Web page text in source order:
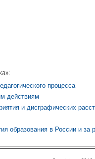
процесса
действиям
и дисграфических
образования в России и за